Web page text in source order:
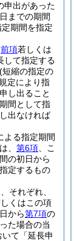
申出があった
までの期間
期間を指定
前項若しくは
して指定する
(短縮の指定の
定により指
し出ること
間として指
出なければ
よる指定期間
、 第6項 、こ
の初日から
定するもの
それぞれ、
くはこの項
から第7項の
た場合の当
て「延長申